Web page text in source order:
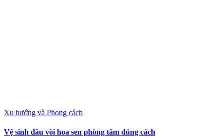
Xu hướng và Phong cách
Vệ sinh đầu vòi hoa sen phòng tắm đúng cách